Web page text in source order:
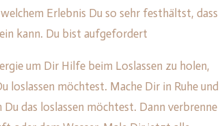
Erlebnis Du so sehr festhältst, dass
kann. Du bist aufgefordert
um Dir Hilfe beim Loslassen zu holen,
loslassen möchtest. Mache Dir in Ruhe und
das loslassen möchtest. Dann verbrenne